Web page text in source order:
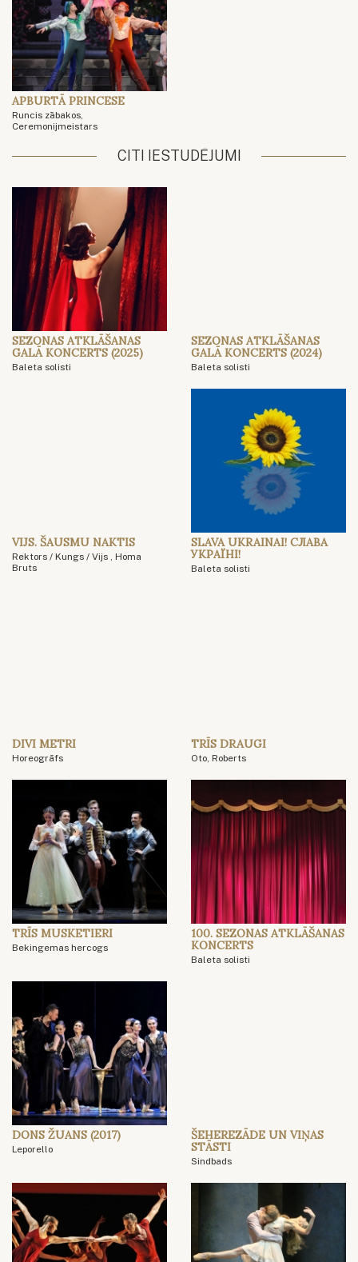
APBURTĀ PRINCESE
Runcis zābakos,
Ceremonijmeistars
CITI IESTUDĒJUMI
SEZONAS ATKLĀŠANAS
GALĀ KONCERTS (2025)
Baleta solisti
SEZONAS ATKLĀŠANAS
GALĀ KONCERTS (2024)
Baleta solisti
VIJS. ŠAUSMU NAKTIS
Rektors / Kungs / Vijs , Homa
Bruts
SLAVA UKRAINAI! СЛАВА
УКРАЇНІ!
Baleta solisti
DIVI METRI
Horeogrāfs
TRĪS DRAUGI
Oto, Roberts
TRĪS MUSKETIERI
Bekingemas hercogs
100. SEZONAS ATKLĀŠANAS
KONCERTS
Baleta solisti
DONS ŽUANS (2017)
Leporello
ŠEHEREZĀDE UN VIŅAS
STĀSTI
Sindbads